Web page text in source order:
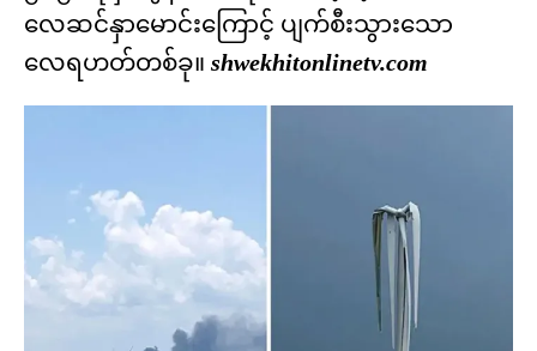
လေဆင်နှာမောင်းကြောင့် ပျက်စီးသွားသော
လေရဟတ်တစ်ခု။ shwekhitonlinetv.com